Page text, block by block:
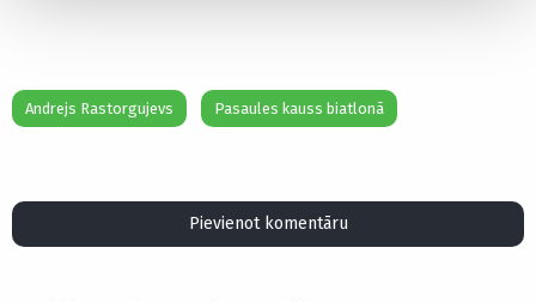
Andrejs Rastorgujevs Pasaules kauss biatlonā
Pievienot komentāru